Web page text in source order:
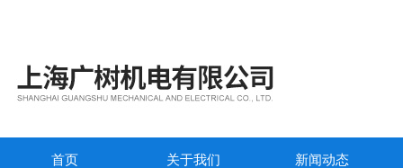
首页 关于我们 新闻动态